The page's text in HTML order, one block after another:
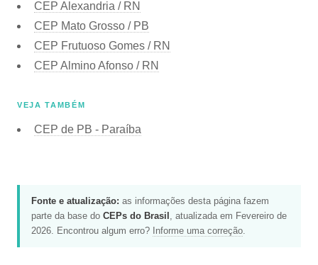
CEP Alexandria / RN
CEP Mato Grosso / PB
CEP Frutuoso Gomes / RN
CEP Almino Afonso / RN
VEJA TAMBÉM
CEP de PB - Paraíba
Fonte e atualização: as informações desta página fazem
parte da base do CEPs do Brasil , atualizada em Fevereiro de
2026. Encontrou algum erro? Informe uma correção.